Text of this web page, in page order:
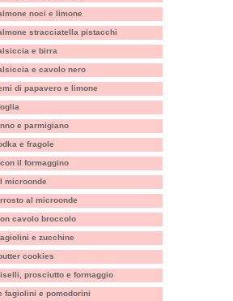
noci e limone
stracciatella pistacchi
e birra
e cavolo nero
di papavero e limone
e parmigiano
e fragole
il formaggino
microonde
al microonde
cavolo broccolo
e zucchine
cookies
prosciutto e formaggio
fagiolini e pomodorini